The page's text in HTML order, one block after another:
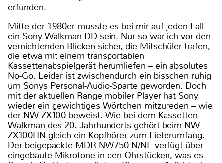
erfunden.
Mitte der 1980er musste es bei mir auf jeden Fall
ein Sony Walkman DD sein. Nur so war ich vor den
vernichtenden Blicken sicher, die Mitschüler trafen,
die etwa mit einem transportablen
Kassettenabspielgerät herumliefen – ein absolutes
No-Go. Leider ist zwischendurch ein bisschen ruhig
um Sonys Personal-Audio-Sparte geworden. Doch
mit der aktuellen Range mobiler Player hat Sony
wieder ein gewichtiges Wörtchen mitzureden – wie
der NW-ZX100 beweist. Wie bei dem Kassetten-
Walkman des 20. Jahrhunderts gehört beim NW-
ZX100HN gleich ein Kopfhörer zum Lieferumfang.
Der beigepackte MDR-NW750 N/NE verfügt über
eingebaute Mikrofone in den Ohrstücken, was es